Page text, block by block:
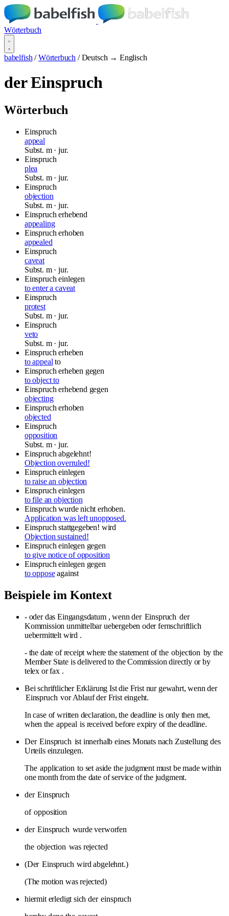
Wörterbuch
babelfish / Wörterbuch / Deutsch → Englisch
der Einspruch
Wörterbuch
Einspruch
appeal
Subst. m· jur.
Einspruch
plea
Subst. m· jur.
Einspruch
objection
Subst. m· jur.
Einspruch erhebend
appealing
Einspruch erhoben
appealed
Einspruch
caveat
Subst. m· jur.
Einspruch einlegen
to enter a caveat
Einspruch
protest
Subst. m· jur.
Einspruch
veto
Subst. m· jur.
Einspruch erheben
to appeal to
Einspruch erheben gegen
to object to
Einspruch erhebend gegen
objecting
Einspruch erhoben
objected
Einspruch
opposition
Subst. m· jur.
Einspruch abgelehnt!
Objection overruled!
Einspruch einlegen
to raise an objection
Einspruch einlegen
to file an objection
Einspruch wurde nicht erhoben.
Application was left unopposed.
Einspruch stattgegeben! wird
Objection sustained!
Einspruch einlegen gegen
to give notice of opposition
Einspruch einlegen gegen
to oppose against
Beispiele im Kontext
- oder das Eingangsdatum , wenn der Einspruch der
Kommission unmittelbar uebergeben oder fernschriftlich
uebermittelt wird .
- the date of receipt where the statement of the objection by the
Member State is delivered to the Commission directly or by
telex or fax .
Bei schriftlicher Erklärung Ist die Frist nur gewahrt, wenn der
Einspruch vor Ablauf der Frist eingeht.
In case of written declaration, the deadline is only then met,
when the appeal is received before expiry of the deadline.
Der Einspruch ist innerhalb eines Monats nach Zustellung des
Urteils einzulegen.
The application to set aside the judgment must be made within
one month from the date of service of the judgment.
der Einspruch
of opposition
der Einspruch wurde verworfen
the objection was rejected
(Der Einspruch wird abgelehnt.)
(The motion was rejected)
hiermit erledigt sich der einspruch